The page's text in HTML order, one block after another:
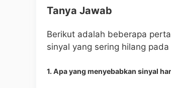
Tanya Jawab
Berikut adalah beberapa
sinyal yang sering hilang
1. Apa yang menyebabkan sinyal